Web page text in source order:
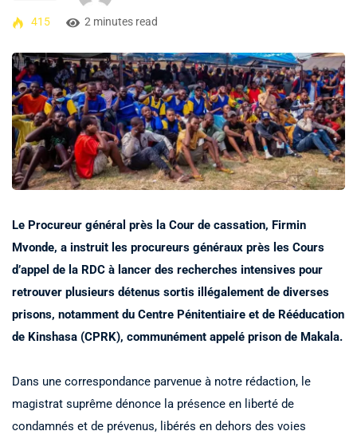
415 2 minutes read
Le Procureur général près la Cour de cassation, Firmin
Mvonde, a instruit les procureurs généraux près les Cours
d’appel de la RDC à lancer des recherches intensives pour
retrouver plusieurs détenus sortis illégalement de diverses
prisons, notamment du Centre Pénitentiaire et de Rééducation
de Kinshasa (CPRK), communément appelé prison de Makala.
Dans une correspondance parvenue à notre rédaction, le
magistrat suprême dénonce la présence en liberté de
condamnés et de prévenus, libérés en dehors des voies